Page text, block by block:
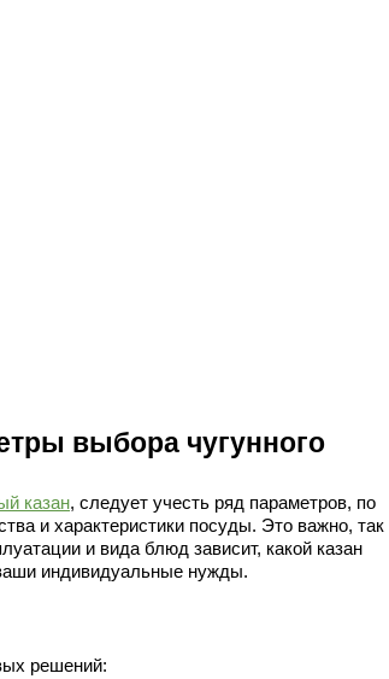
выбора чугунного
казан, следует учесть ряд параметров, по
и характеристики посуды. Это важно, так
и вида блюд зависит, какой казан
индивидуальные нужды.
решений: